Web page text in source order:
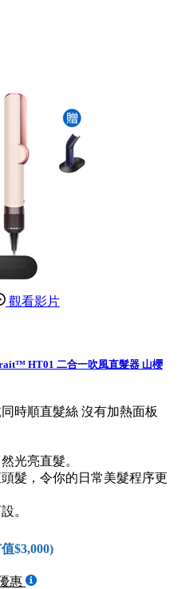
觀看影片
HT01 二合一吹風直髮器 山櫻
時順直髮絲 沒有加熱面板
光亮直髮。
髮，令你的日常美髮程序更
。
$3,000)
惠